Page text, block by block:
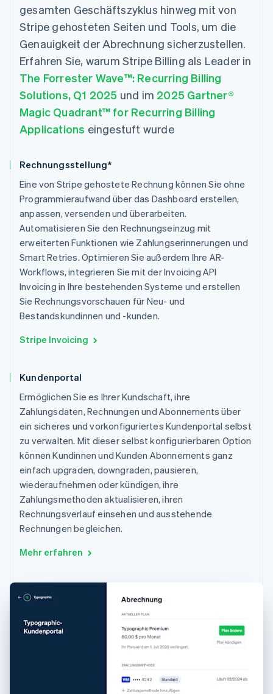
gesamten Geschäftszyklus hinweg mit von
Stripe gehosteten Seiten und Tools, um die
Genauigkeit der Abrechnung sicherzustellen.
Erfahren Sie, warum Stripe Billing als Leader in
The Forrester Wave™: Recurring Billing
Solutions, Q1 2025 und im 2025 Gartner®
Magic Quadrant™ for Recurring Billing
Applications eingestuft wurde
Rechnungsstellung*
Eine von Stripe gehostete Rechnung können Sie ohne
Programmieraufwand über das Dashboard erstellen,
anpassen, versenden und überarbeiten.
Automatisieren Sie den Rechnungseinzug mit
erweiterten Funktionen wie Zahlungserinnerungen und
Smart Retries. Optimieren Sie außerdem Ihre AR-
Workflows, integrieren Sie mit der Invoicing API
Invoicing in Ihre bestehenden Systeme und erstellen
Sie Rechnungsvorschauen für Neu- und
Bestandskundinnen und -kunden.
Stripe Invoicing
Kundenportal
Ermöglichen Sie es Ihrer Kundschaft, ihre
Zahlungsdaten, Rechnungen und Abonnements über
ein sicheres und vorkonfiguriertes Kundenportal selbst
zu verwalten. Mit dieser selbst konfigurierbaren Option
können Kundinnen und Kunden Abonnements ganz
einfach upgraden, downgraden, pausieren,
wiederaufnehmen oder kündigen, ihre
Zahlungsmethoden aktualisieren, ihren
Rechnungsverlauf einsehen und ausstehende
Rechnungen begleichen.
Mehr erfahren